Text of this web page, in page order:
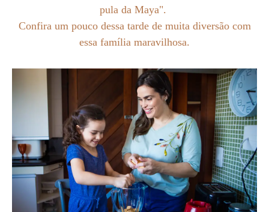
pula da Maya".
Confira um pouco dessa tarde de muita diversão com
essa família maravilhosa.